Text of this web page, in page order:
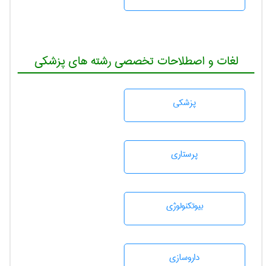
لغات و اصطلاحات تخصصی رشته های پزشکی
پزشكی
پرستاری
بيوتكنولوژی
داروسازی